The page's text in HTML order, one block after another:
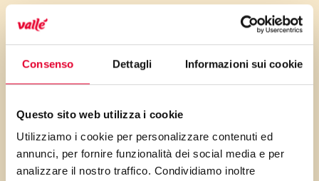
Consenso Dettagli Informazioni sui cookie
Questo sito web utilizza i cookie
Utilizziamo i cookie per personalizzare contenuti ed
annunci, per fornire funzionalità dei social media e per
analizzare il nostro traffico. Condividiamo inoltre